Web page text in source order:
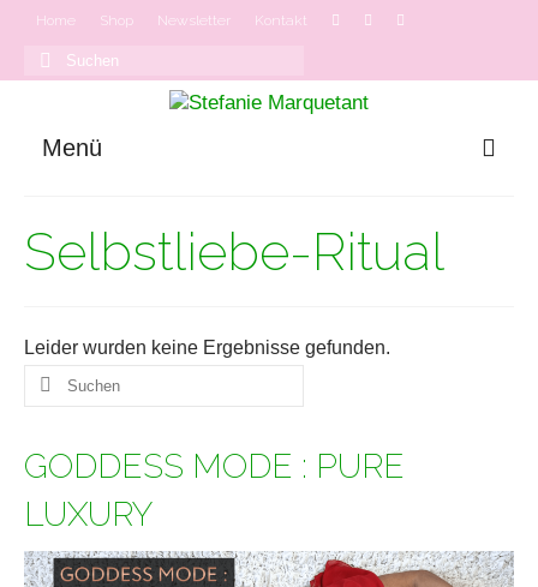
Home Shop Newsletter Kontakt
Suchen
Menü
Onlinekurse
Selbstliebe-Ritual
Leider wurden keine Ergebnisse gefunden.
Suchen
nach:
GODDESS MODE : PURE
LUXURY